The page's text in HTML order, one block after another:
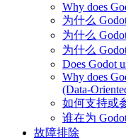
Why does
为什么
为什么
为什么
Does Godot
Why does
(Data-
如何支持或
谁在为
故障排除